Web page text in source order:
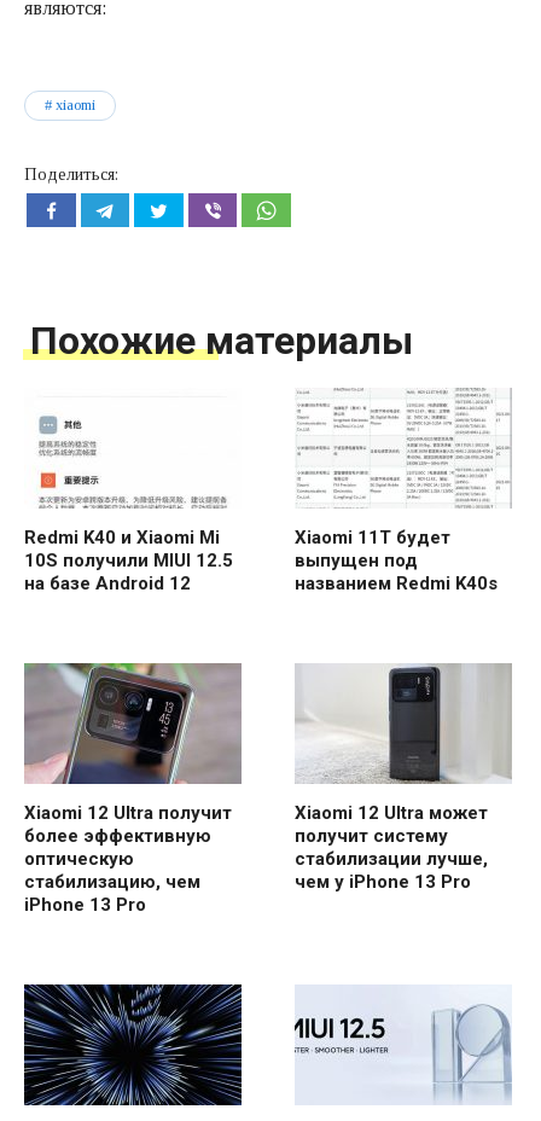
являются:
xiaomi
Поделиться:
Похожие материалы
Redmi K40 и Xiaomi Mi
10S получили MIUI 12.5
на базе Android 12
Xiaomi 11T будет
выпущен под
названием Redmi K40s
Xiaomi 12 Ultra получит
более эффективную
оптическую
стабилизацию, чем
iPhone 13 Pro
Xiaomi 12 Ultra может
получит систему
стабилизации лучше,
чем у iPhone 13 Pro